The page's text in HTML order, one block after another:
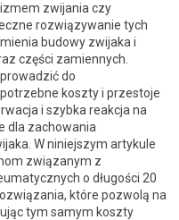
zwijania czy
rozwiązywanie tych
budowy zwijaka i
części zamiennych.
do
koszty i przestoje
i szybka reakcja na
dla zachowania
W niniejszym artykule
związanym z
o długości 20
które pozwolą na
tym samym koszty